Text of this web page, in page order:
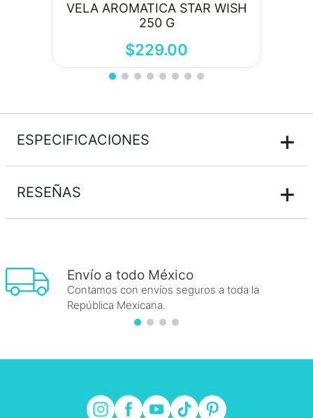
VELA AROMATICA STAR WISH
250 G
$229.00
ESPECIFICACIONES +
RESEÑAS +
Envío a todo México
Contamos con envíos seguros a toda la
República Mexicana.